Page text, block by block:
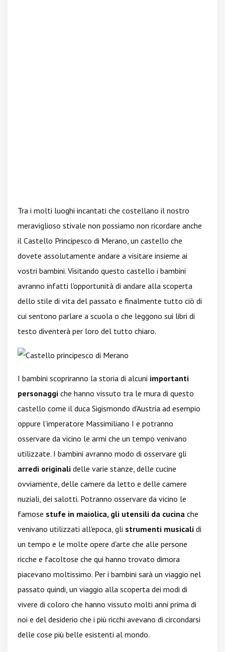
Tra i molti luoghi incantati che costellano il nostro
meraviglioso stivale non possiamo non ricordare anche
il Castello Principesco di Merano, un castello che
dovete assolutamente andare a visitare insieme ai
vostri bambini. Visitando questo castello i bambini
avranno infatti l'opportunità di andare alla scoperta
dello stile di vita del passato e finalmente tutto ciò di
cui sentono parlare a scuola o che leggono sui libri di
testo diventerà per loro del tutto chiaro.
I bambini scopriranno la storia di alcuni importanti
personaggi che hanno vissuto tra le mura di questo
castello come il duca Sigismondo d'Austria ad esempio
oppure l'imperatore Massimiliano I e potranno
osservare da vicino le armi che un tempo venivano
utilizzate. I bambini avranno modo di osservare gli
arredi originali delle varie stanze, delle cucine
ovviamente, delle camere da letto e delle camere
nuziali, dei salotti. Potranno osservare da vicino le
famose stufe in maiolica, gli utensili da cucina che
venivano utilizzati all'epoca, gli strumenti musicali di
un tempo e le molte opere d'arte che alle persone
ricche e facoltose che qui hanno trovato dimora
piacevano moltissimo. Per i bambini sarà un viaggio nel
passato quindi, un viaggio alla scoperta dei modi di
vivere di coloro che hanno vissuto molti anni prima di
noi e del desiderio che i più ricchi avevano di circondarsi
delle cose più belle esistenti al mondo.